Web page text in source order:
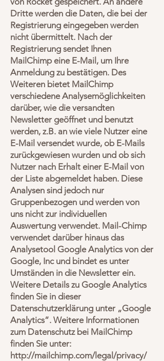
Dritte werden die Daten, die bei der
Registrierung eingegeben werden
nicht übermittelt. Nach der
Registrierung sendet Ihnen
MailChimp eine E-Mail, um Ihre
Anmeldung zu bestätigen. Des
Weiteren bietet MailChimp
verschiedene Analysemöglichkeiten
darüber, wie die versandten
Newsletter geöffnet und benutzt
werden, z.B. an wie viele Nutzer eine
E-Mail versendet wurde, ob E-Mails
zurückgewiesen wurden und ob sich
Nutzer nach Erhalt einer E-Mail von
der Liste abgemeldet haben. Diese
Analysen sind jedoch nur
Gruppenbezogen und werden von
uns nicht zur individuellen
Auswertung verwendet. Mail-Chimp
verwendet darüber hinaus das
Analysetool Google Analytics von der
Google, Inc und bindet es unter
Umständen in die Newsletter ein.
Weitere Details zu Google Analytics
finden Sie in dieser
Datenschutzerklärung unter „Google
Analytics”. Weitere Informationen
zum Datenschutz bei MailChimp
finden Sie unter:
http://mailchimp.com/legal/privacy/